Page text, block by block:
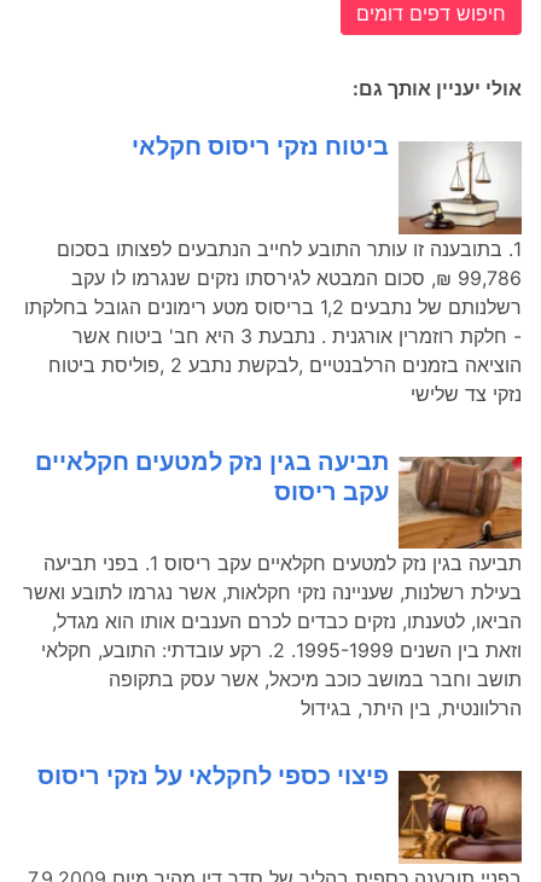
חיפוש דפים דומים
אולי יעניין אותך גם:
ביטוח נזקי ריסוס חקלאי
1. בתובענה זו עותר התובע לחייב הנתבעים לפצותו בסכום
99,786 ₪, סכום המבטא לגירסתו נזקים שנגרמו לו עקב
רשלנותם של נתבעים 1,2 בריסוס מטע רימונים הגובל בחלקתו
- חלקת רוזמרין אורגנית . נתבעת 3 היא חב' ביטוח אשר
הוציאה בזמנים הרלבנטיים ,לבקשת נתבע 2 ,פוליסת ביטוח
נזקי צד שלישי
תביעה בגין נזק למטעים חקלאיים
עקב ריסוס
תביעה בגין נזק למטעים חקלאיים עקב ריסוס 1. בפני תביעה
בעילת רשלנות, שעניינה נזקי חקלאות, אשר נגרמו לתובע ואשר
הביאו, לטענתו, נזקים כבדים לכרם הענבים אותו הוא מגדל,
וזאת בין השנים 1995-1999. 2. רקע עובדתי: התובע, חקלאי
תושב וחבר במושב כוכב מיכאל, אשר עסק בתקופה
הרלוונטית, בין היתר, בגידול
פיצוי כספי לחקלאי על נזקי ריסוס